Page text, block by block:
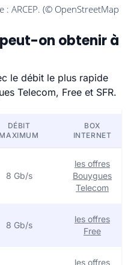
on obtenir à
le débit le plus rapide
Telecom, Free et SFR.
DÉBIT
MAXIMUM
BOX
INTERNET
8 Gb/s
les offres
Bouygues
Telecom
8 Gb/s
les offres
Free
les offres